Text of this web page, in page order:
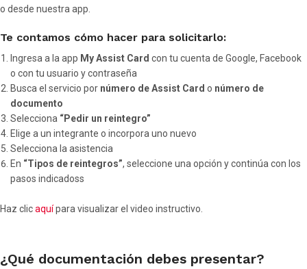
o desde nuestra app.
Te contamos cómo hacer para solicitarlo:
Ingresa a la app My Assist Card con tu cuenta de Google, Facebook
o con tu usuario y contraseña
Busca el servicio por número de Assist Card o número de
documento
Selecciona “Pedir un reintegro”
Elige a un integrante o incorpora uno nuevo
Selecciona la asistencia
En “Tipos de reintegros”, seleccione una opción y continúa con los
pasos indicadoss
Haz clicaquípara visualizar el video instructivo.
¿Qué documentación debes presentar?